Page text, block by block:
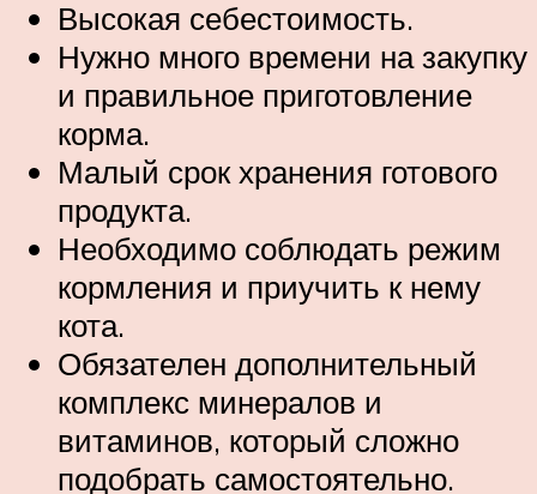
Высокая себестоимость.
Нужно много времени на закупку
и правильное приготовление
корма.
Малый срок хранения готового
продукта.
Необходимо соблюдать режим
кормления и приучить к нему
кота.
Обязателен дополнительный
комплекс минералов и
витаминов, который сложно
подобрать самостоятельно.